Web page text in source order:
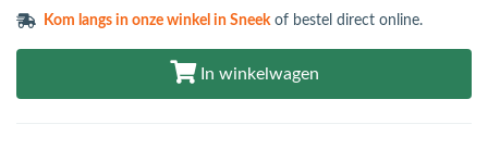
Kom langs inonze winkel in Sneek of bestel direct online.
In winkelwagen